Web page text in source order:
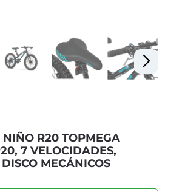
NIÑO R20 TOPMEGA
7 VELOCIDADES,
MECÁNICOS